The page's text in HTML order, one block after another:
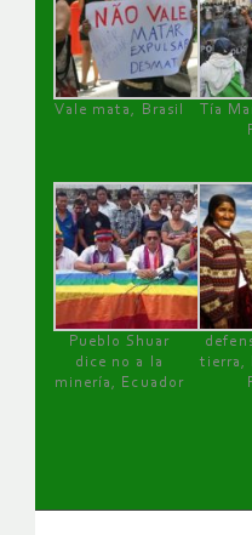
Vale mata, Brasil
Tía
Pueblo Shuar
dice no a la
minería, Ecuador
tierra,